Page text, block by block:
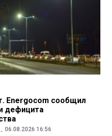
Energocom сообщил
дефицита
06.08.2026 16:56